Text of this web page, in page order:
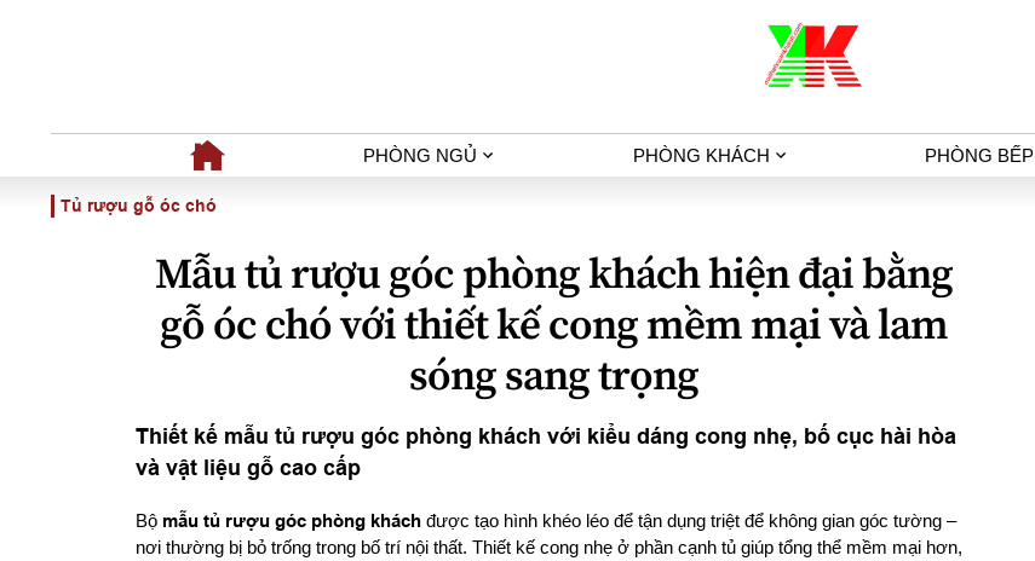
PHÒNG NGỦ PHÒNG KHÁCH PHÒNG BẾP
Tủ rượu gỗ óc chó
Mẫu tủ rượu góc phòng khách hiện đại bằng
gỗ óc chó với thiết kế cong mềm mại và lam
sóng sang trọng
Thiết kế mẫu tủ rượu góc phòng khách với kiểu dáng cong nhẹ, bố cục hài hòa
và vật liệu gỗ cao cấp
Bộ mẫu tủ rượu góc phòng khách được tạo hình khéo léo để tận dụng triệt để không gian góc tường –
nơi thường bị bỏ trống trong bố trí nội thất. Thiết kế cong nhẹ ở phần cạnh tủ giúp tổng thể mềm mại hơn,